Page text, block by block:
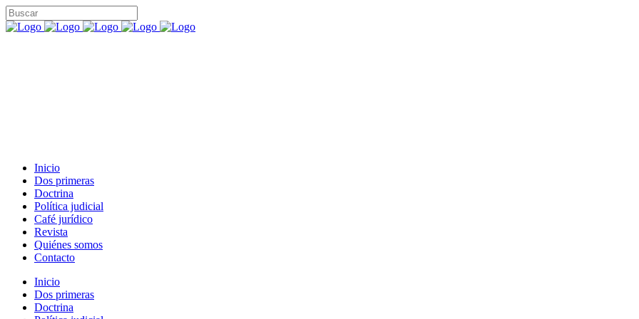
Inicio
Dos primeras
Doctrina
Política judicial
Café jurídico
Revista
Quiénes somos
Contacto
Inicio
Dos primeras
Doctrina